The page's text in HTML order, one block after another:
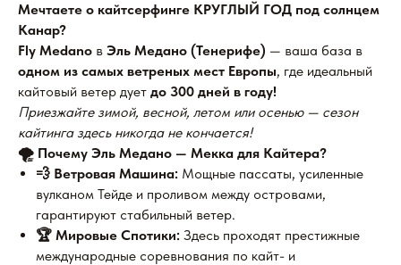
Мечтаете о кайтсерфинге КРУГЛЫЙ ГОД под солнцем
Канар?
Fly Medano в Эль Медано (Тенерифе) — ваша база в
одном из самых ветреных мест Европы, где идеальный
кайтовый ветер дует до 300 дней в году!
Приезжайте зимой, весной, летом или осенью — сезон
кайтинга здесь никогда не кончается!
🌪️ Почему Эль Медано — Мекка для Кайтера?
💨 Ветровая Машина: Мощные пассаты, усиленные
вулканом Тейде и проливом между островами,
гарантируют стабильный ветер.
🏆 Мировые Спотики: Здесь проходят престижные
международные соревнования по кайт- и